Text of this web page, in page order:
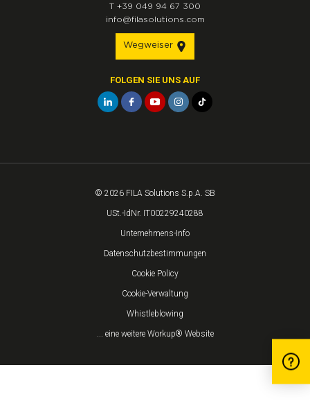
T +39 049 94 67 300
info@filasolutions.com
Wegweiser
FOLGEN SIE UNS AUF
© 2026 FILA Solutions S.p.A. SB
USt.-IdNr. IT00229240288
Unternehmens-Info
Datenschutzbestimmungen
Cookie Policy
Cookie-Verwaltung
Whistleblowing
... eine weitere Workup® Website